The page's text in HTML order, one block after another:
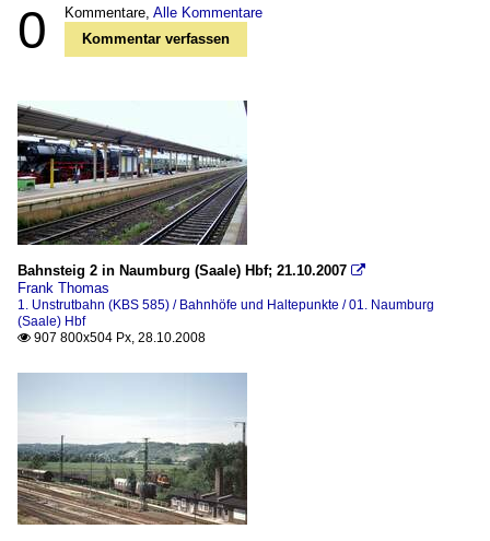
0 Kommentare, Alle Kommentare
Kommentar verfassen
Bahnsteig 2 in Naumburg (Saale) Hbf; 21.10.2007 
Frank Thomas
1. Unstrutbahn (KBS 585) / Bahnhöfe und Haltepunkte / 01. Naumburg
(Saale) Hbf
 907 800x504 Px, 28.10.2008